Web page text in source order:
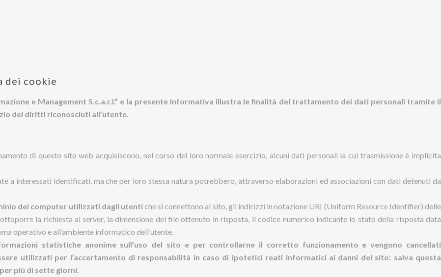
dei cookie
e Management S.c.a.r.l.” e la presente Informativa illustra le finalità del trattamento dei dati personali tramite il
dei diritti riconosciuti all’utente.
di questo sito web acquisiscono, nel corso del loro normale esercizio, alcuni dati personali la cui trasmissione è implicita
a interessati identificati, ma che per loro stessa natura potrebbero, attraverso elaborazioni ed associazioni con dati detenuti da
dei computer utilizzati dagli utentiche si connettono al sito, gli indirizzi in notazione URI (Uniform Resource Identifier) delle
la richiesta al server, la dimensione del file ottenuto in risposta, il codice numerico indicante lo stato della risposta data
operativo e all’ambiente informatico dell’utente.
statistiche anonime sull’uso del sito e per controllarne il corretto funzionamento e vengono cancellati
utilizzati per l’accertamento di responsabilità in caso di ipotetici reati informatici ai danni del sito: salva questa
più di sette giorni.